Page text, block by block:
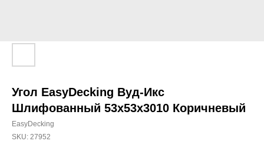
Угол EasyDecking Вуд-Икс
Шлифованный 53х53х3010 Коричневый
EasyDecking
SKU: 27952